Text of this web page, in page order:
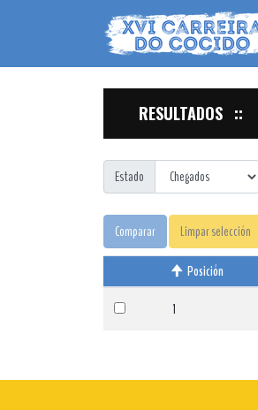
RESULTADOS
Estado
Comparar Limpar selección
Posición
1